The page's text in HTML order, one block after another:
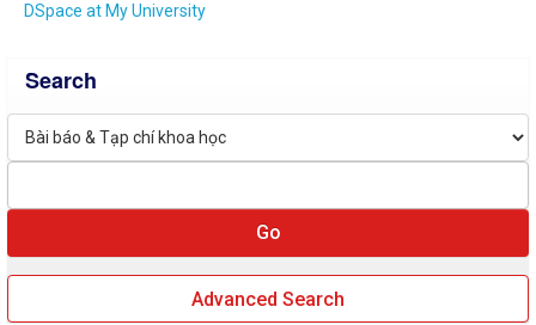
DSpace at My University
Search
Advanced Search